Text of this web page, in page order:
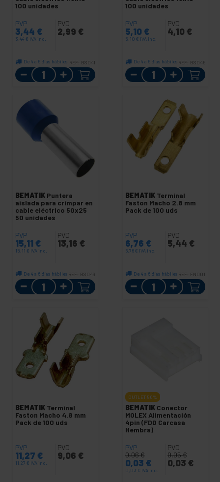
100 unidades
PVP
3,44 €
3,44 € IVA inc.
PVD
2,99 €
De 4 a 6 días hábiles REF: BS041
Cantidad
100 unidades
PVP
5,10 €
5,10 € IVA inc.
PVD
4,10 €
De 4 a 6 días hábiles REF: BS046
Cantidad
BEMATIK Puntera
aislada para crimpar en
cable eléctrico 50x25
50 unidades
PVP
15,11 €
15,11 € IVA inc.
PVD
13,16 €
De 4 a 6 días hábiles REF: BS049
Cantidad
BEMATIK Terminal
Faston Macho 2.8 mm
Pack de 100 uds
PVP
6,76 €
6,76 € IVA inc.
PVD
5,44 €
De 4 a 6 días hábiles REF: FN001
Cantidad
BEMATIK Terminal
Faston Macho 4.8 mm
Pack de 100 uds
PVP
11,27 €
11,27 € IVA inc.
PVD
9,06 €
OUTLET 50%
BEMATIK Conector
MOLEX Alimentación
4pin (FDD Carcasa
Hembra)
PVP
0,06€
0,03 €
0,03 € IVA inc.
PVD
0,05€
0,03 €